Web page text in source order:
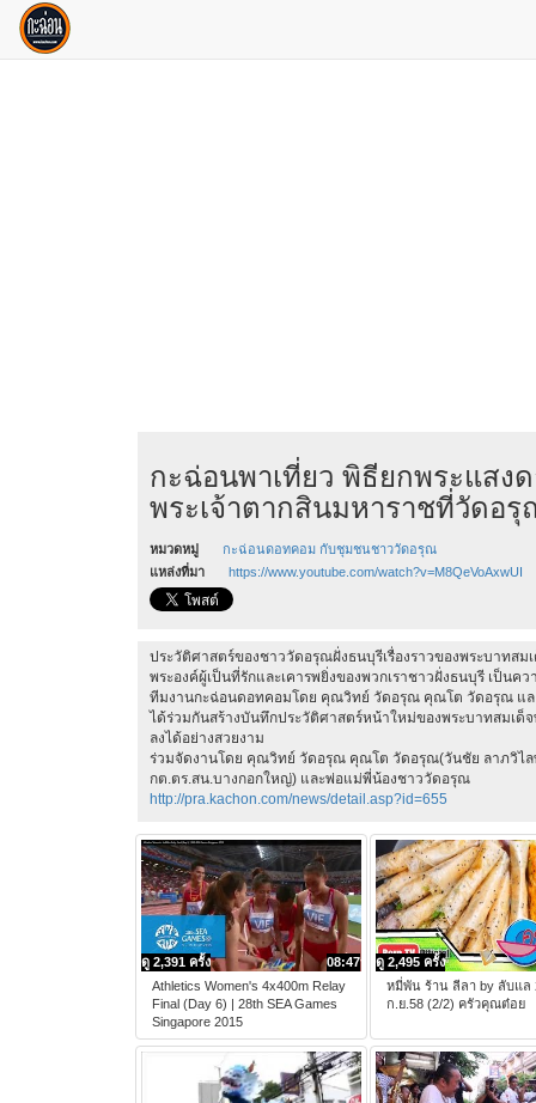
กะฉ่อนพาเที่ยว พิธียกพระแสง
พระเจ้าตากสินมหาราชที่วัดอ
หมวดหมู่
กะฉ่อนดอทคอม กับชุมชนชาววัดอรุณ
แหล่งที่มา
https://www.youtube.com/watch?v=M8QeVoAxwUI
ประวัติศาสตร์ของชาววัดอรุณฝั่งธนบุรีเรื่องราวของพระบาทสม
พระองค์ผู้เป็นที่รักและเคารพยิ่งของพวกเราชาวฝั่งธนบุรี เป็นค
ทีมงานกะฉ่อนดอทคอมโดย คุณวิทย์ วัดอรุณ คุณโต วัดอรุณ แ
ได้ร่วมกันสร้างบันทึกประวัติศาสตร์หน้าใหม่ของพระบาทสมเด็จ
ลงได้อย่างสวยงาม
ร่วมจัดงานโดย คุณวิทย์ วัดอรุณ คุณโต วัดอรุณ(วันชัย ลาภวิไล
กต.ตร.สน.บางกอกใหญ่) และพ่อแม่พี่น้องชาววัดอรุณ
http://pra.kachon.com/news/detail.asp?id=655
08:47
ดู 2,391 ครั้ง
Athletics Women's 4x400m Relay
Final (Day 6) | 28th SEA Games
Singapore 2015
ดู 2,495 ครั้ง
หมี่พัน ร้าน ลีลา by ลับแล
ก.ย.58 (2/2) ครัวคุณต๋อย